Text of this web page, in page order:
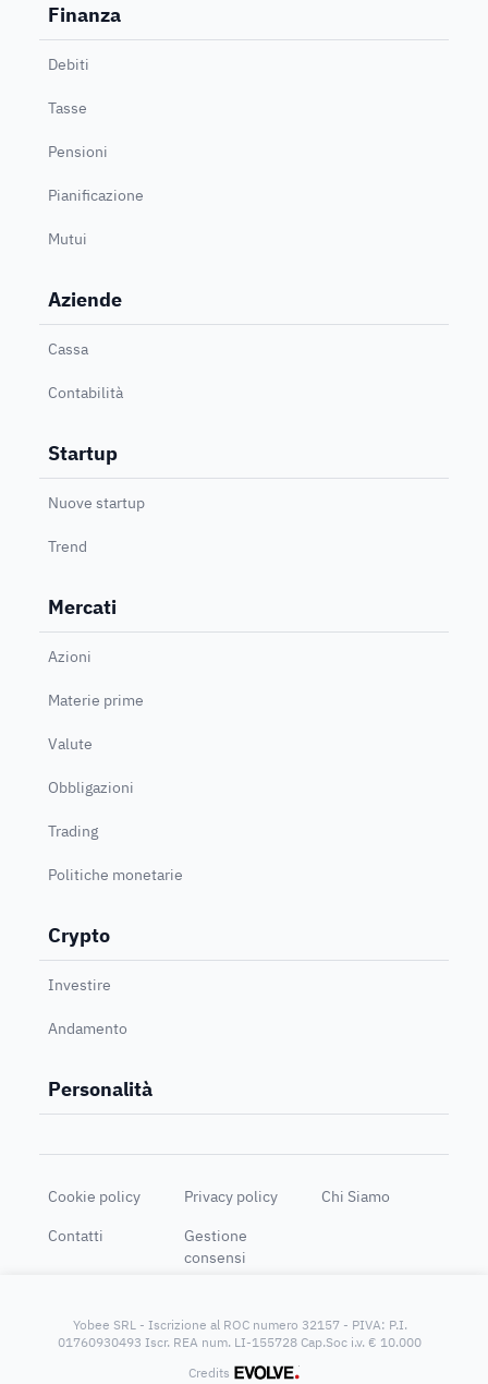
Finanza
Debiti
Tasse
Pensioni
Pianificazione
Mutui
Aziende
Cassa
Contabilità
Startup
Nuove startup
Trend
Mercati
Azioni
Materie prime
Valute
Obbligazioni
Trading
Politiche monetarie
Crypto
Investire
Andamento
Personalità
Cookie policy Privacy policy
Chi Siamo
Contatti
Gestione
consensi
Yobee SRL - Iscrizione al ROC numero 32157 - PIVA: P.I.
01760930493 Iscr. REA num. LI-155728 Cap.Soc i.v. € 10.000
Credits
®